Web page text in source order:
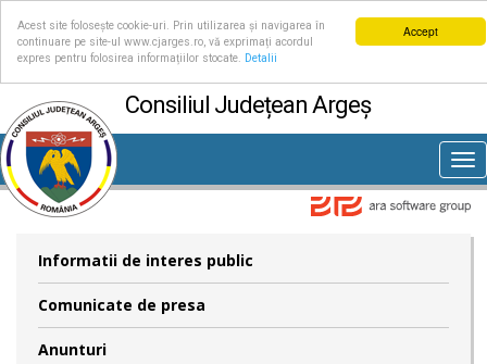
Accept
Acest site folosește cookie-uri. Prin utilizarea și navigarea în
continuare pe site-ul www.cjarges.ro, vă exprimați acordul
expres pentru folosirea informațiilor stocate.
Detalii
Consiliul Județean Argeș
Informatii de interes public
Comunicate de presa
Anunturi